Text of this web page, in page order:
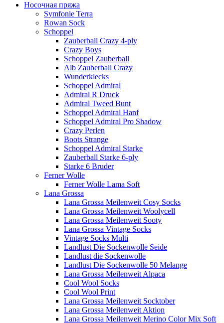
Носочная пряжа
Symfonie Terra
Rowan Sock
Schoppel
Zauberball Crazy 4-ply
Crazy Boys
Schoppel Zauberball
Alb Zauberball Crazy
Wunderklecks
Schoppel Admiral
Admiral R Druck
Admiral Tweed Bunt
Schoppel Admiral Hanf
Schoppel Admiral Pro Shadow
Crazy Perlen
Boots Strange
Schoppel Admiral Starke
Zauberball Starke 6-ply
Starke 6 Bruder
Ferner Wolle
Ferner Wolle Lama Soft
Lana Grossa
Lana Grossa Meilenweit Cosy Socks
Lana Grossa Meilenweit Woolycell
Lana Grossa Meilenweit Sooty
Lana Grossa Vintage Socks
Vintage Socks Multi
Landlust Die Sockenwolle Seide
Landlust die Sockenwolle
Landlust Die Sockenwolle 50 Melange
Lana Grossa Meilenweit Alpaca
Cool Wool Socks
Cool Wool Print
Lana Grossa Meilenweit Socktober
Lana Grossa Meilenweit Aktion
Lana Grossa Meilenweit Merino Color Mix Soft